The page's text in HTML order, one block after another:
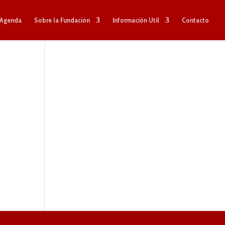
Agenda Sobre la Fundación Información Util Contacto